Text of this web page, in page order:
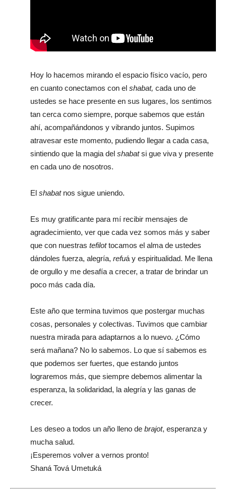
Hoy lo hacemos mirando el espacio físico vacío, pero
en cuanto conectamos con el shabat, cada uno de
ustedes se hace presente en sus lugares, los sentimos
tan cerca como siempre, porque sabemos que están
ahí, acompañándonos y vibrando juntos. Supimos
atravesar este momento, pudiendo llegar a cada casa,
sintiendo que la magia del shabatsi gue viva y presente
en cada uno de nosotros.
El shabat nos sigue uniendo.
Es muy gratificante para mí recibir mensajes de
agradecimiento, ver que cada vez somos más y saber
que con nuestras tefilottocamos el alma de ustedes
dándoles fuerza, alegría, refuá y espiritualidad. Me llena
de orgullo y me desafía a crecer, a tratar de brindar un
poco más cada día.
Este año que termina tuvimos que postergar muchas
cosas, personales y colectivas. Tuvimos que cambiar
nuestra mirada para adaptarnos a lo nuevo. ¿Cómo
será mañana? No lo sabemos. Lo que sí sabemos es
que podemos ser fuertes, que estando juntos
lograremos más, que siempre debemos alimentar la
esperanza, la solidaridad, la alegría y las ganas de
crecer.
Les deseo a todos un año lleno de brajot, esperanza y
mucha salud.
¡Esperemos volver a vernos pronto!
Shaná Tová Umetuká